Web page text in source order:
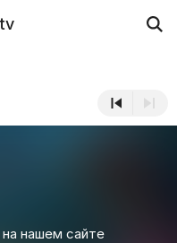
нашем сайте